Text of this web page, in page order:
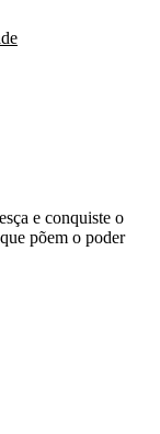
e conquiste o
põem o poder